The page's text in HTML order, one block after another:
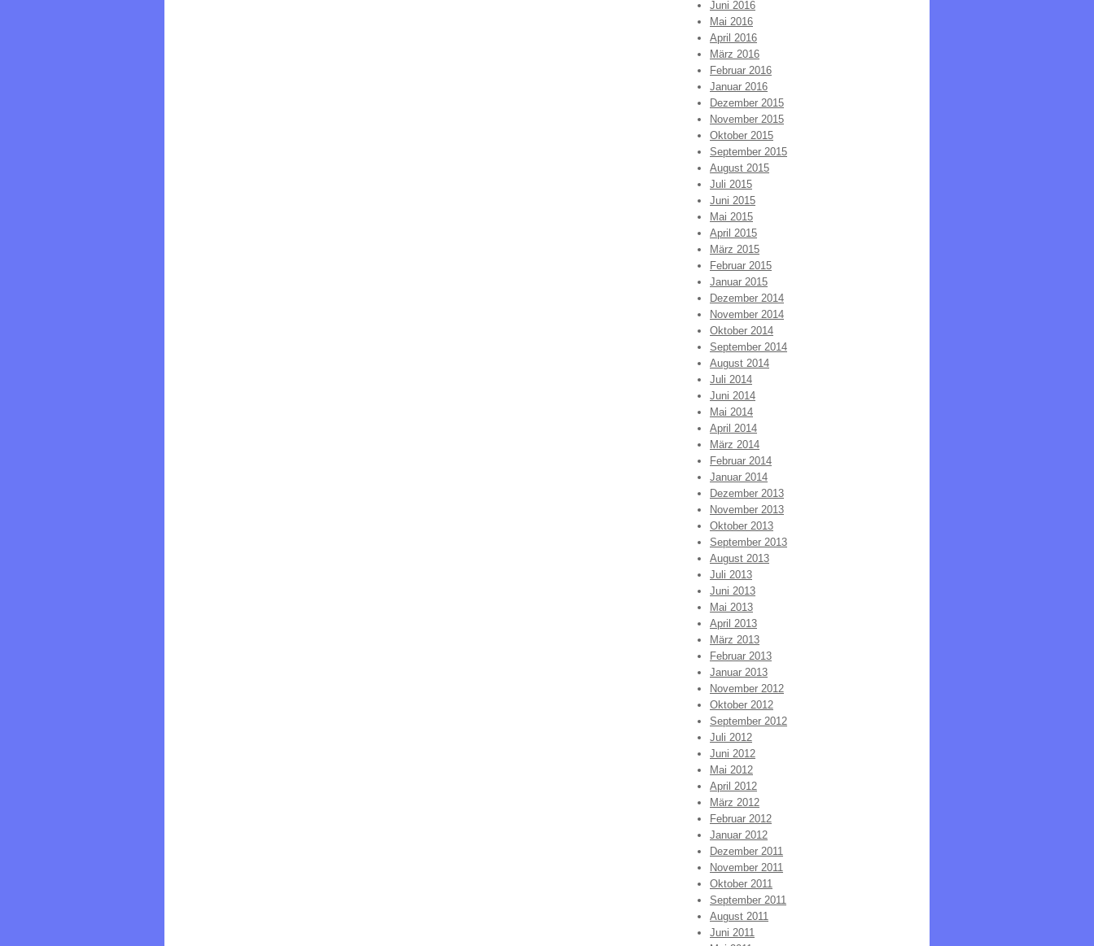
Juni 2016
Mai 2016
April 2016
März 2016
Februar 2016
Januar 2016
Dezember 2015
November 2015
Oktober 2015
September 2015
August 2015
Juli 2015
Juni 2015
Mai 2015
April 2015
März 2015
Februar 2015
Januar 2015
Dezember 2014
November 2014
Oktober 2014
September 2014
August 2014
Juli 2014
Juni 2014
Mai 2014
April 2014
März 2014
Februar 2014
Januar 2014
Dezember 2013
November 2013
Oktober 2013
September 2013
August 2013
Juli 2013
Juni 2013
Mai 2013
April 2013
März 2013
Februar 2013
Januar 2013
November 2012
Oktober 2012
September 2012
Juli 2012
Juni 2012
Mai 2012
April 2012
März 2012
Februar 2012
Januar 2012
Dezember 2011
November 2011
Oktober 2011
September 2011
August 2011
Juni 2011